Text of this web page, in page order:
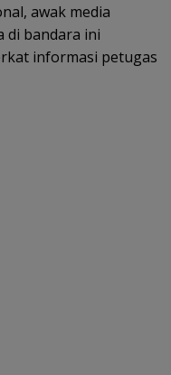
awak media
di bandara ini
informasi petugas